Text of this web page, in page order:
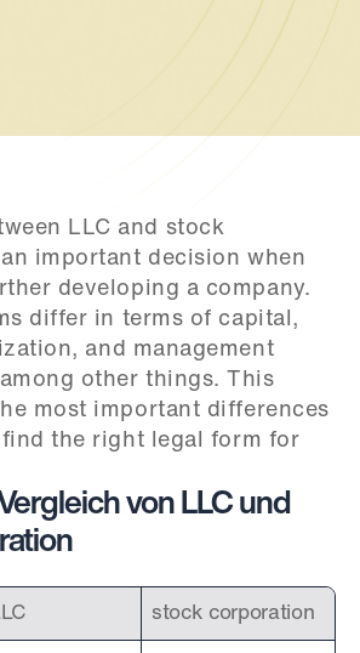
LLC and stock
important decision when
developing a company.
differ in terms of capital,
and management
other things. This
most important differences
the right legal form for
von LLC und
stock corporation